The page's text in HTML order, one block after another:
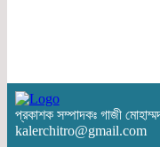
প্রকাশক সম্পাদকঃ গাজী
kalerchitro@gmail.com